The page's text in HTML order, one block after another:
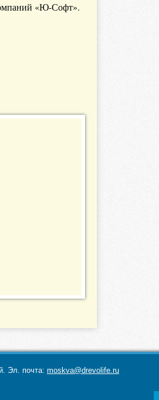
«Ю-Софт».
Эл. почта: moskva@drevolife.ru